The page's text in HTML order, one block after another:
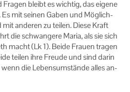
bleibt es wich­tig, das ei­ge­ne
mit sei­nen Gaben und Mög­lich­
an­de­ren zu tei­len. Diese Kraft
die schwan­ge­re Maria, als sie sich
macht (Lk 1). Beide Frau­en tra­gen
tei­len ihre Freu­de und sind darin
die Le­bens­um­stän­de alles an­